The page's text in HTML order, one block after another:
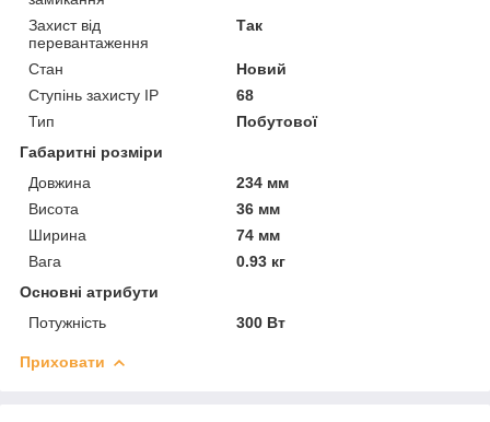
Захист від
перевантаження
Так
Стан
Новий
Ступінь захисту IP
68
Тип
Побутової
Габаритні розміри
Довжина
234 мм
Висота
36 мм
Ширина
74 мм
Вага
0.93 кг
Основні атрибути
Потужність
300 Вт
Приховати